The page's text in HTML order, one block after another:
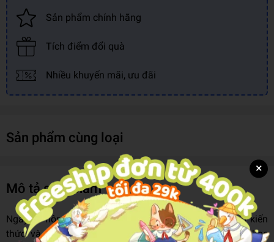
Sản phẩm chính hãng
Tích điểm đổi quà
Nhiều khuyến mãi, ưu đãi
Sản phẩm cùng loại
Mô tả sản phẩm
Ngay từ hôm nay, bố mẹ hãy trang bị cho con những kiến
thức và kỹ năng cần thiết để phòng tránh vấn nạn học
×